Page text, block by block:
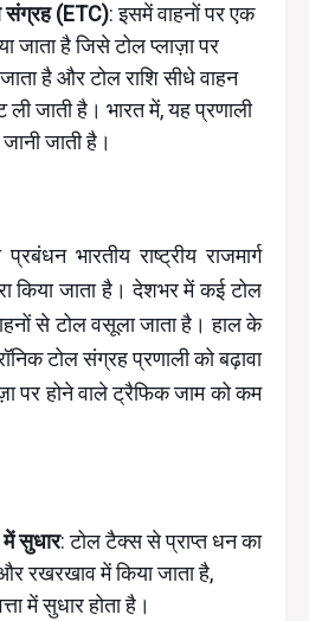
संग्रह (ETC): इसमें वाहनों पर एक
जाता है जिसे टोल प्लाज़ा पर
है और टोल राशि सीधे वाहन
जाती है। भारत में, यह प्रणाली
जाती है।
भारतीय राष्ट्रीय राजमार्ग
किया जाता है। देशभर में कई टोल
से टोल वसूला जाता है। हाल के
टोल संग्रह प्रणाली को बढ़ावा
पर होने वाले ट्रैफिक जाम को कम
सुधार: टोल टैक्स से प्राप्त धन का
रखरखाव में किया जाता है,
में सुधार होता है।